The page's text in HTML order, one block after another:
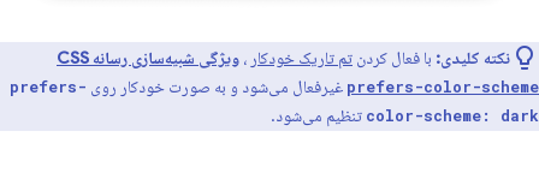
نکته کلیدی: با فعال کردن تم تاریک خودکار ، ویژگی شبیه‌سازی رسانه CSS
prefers-color-scheme غیرفعال می‌شود و به صورت خودکار روی prefers-
color-scheme: dark تنظیم می‌شود.